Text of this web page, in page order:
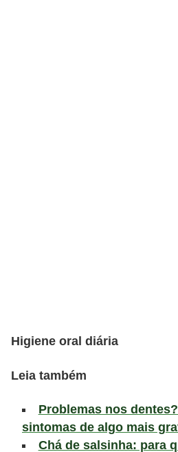
Higiene oral diária
Leia também
Problemas nos
sintomas de algo mais
Chá de salsinha: para
t
a
o